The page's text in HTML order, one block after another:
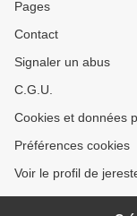
Pages
Contact
Signaler un abus
C.G.U.
Cookies et données
Préférences cookies
Voir le profil de